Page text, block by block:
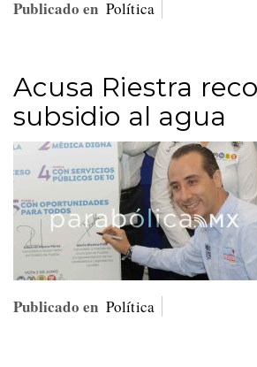
Publicado en Política
Acusa Riestra
subsidio al agua
Publicado en Política